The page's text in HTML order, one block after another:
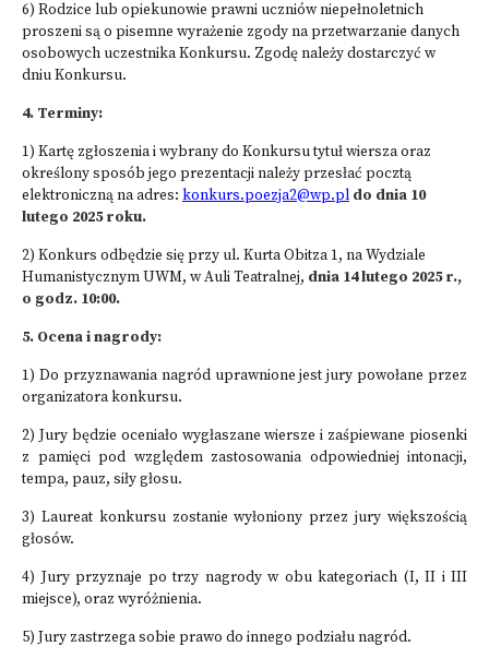
6) Rodzice lub opiekunowie prawni uczniów niepełnoletnich
proszeni są o pisemne wyrażenie zgody na przetwarzanie danych
osobowych uczestnika Konkursu. Zgodę należy dostarczyć w
dniu Konkursu.
4. Terminy:
1) Kartę zgłoszenia i wybrany do Konkursu tytuł wiersza oraz
określony sposób jego prezentacji należy przesłać pocztą
elektroniczną na adres: konkurs.poezja2@wp.pl do dnia 10
lutego 2025 roku.
2) Konkurs odbędzie się przy ul. Kurta Obitza 1, na Wydziale
Humanistycznym UWM, w Auli Teatralnej, dnia 14 lutego 2025 r.,
o godz. 10:00.
5. Ocena i nagrody:
1) Do przyznawania nagród uprawnione jest jury powołane przez
organizatora konkursu.
2) Jury będzie oceniało wygłaszane wiersze i zaśpiewane piosenki
z pamięci pod względem zastosowania odpowiedniej intonacji,
tempa, pauz, siły głosu.
3) Laureat konkursu zostanie wyłoniony przez jury większością
głosów.
4) Jury przyznaje po trzy nagrody w obu kategoriach (I, II i III
miejsce), oraz wyróżnienia.
5) Jury zastrzega sobie prawo do innego podziału nagród.